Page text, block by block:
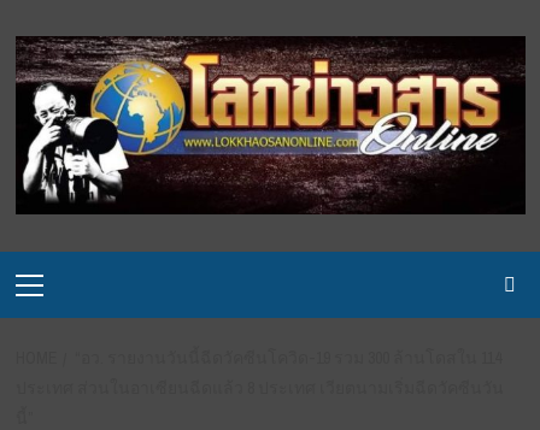
to
content
Menu